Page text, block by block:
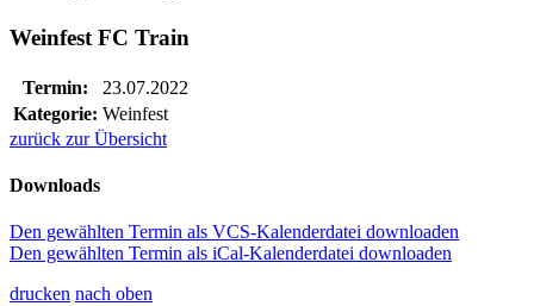
Weinfest FC Train
Termin:
23.07.2022
Kategorie: Weinfest
zurück zur Übersicht
Downloads
Den gewählten Termin als VCS-Kalenderdatei downloaden
Den gewählten Termin als iCal-Kalenderdatei downloaden
drucken nach oben